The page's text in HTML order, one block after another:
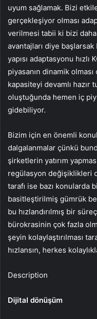
uyum sağlamak. Bizi
gerçekleşiyor olması
verilmesi tabii ki bizi
avantajları diye
yapısı adaptasyonu hızlı
piyasanın dinamik
kapasiteyi devamlı
oluştuğunda hemen iç
gidebiliyor.
Bizim için en önemli
dalgalanmalar çünkü
şirketlerin yatırım
regülasyon değişiklikleri
tarafı ise bazı konularda
basitleştirilmiş gümrük
bu hızlandırılmış bir
bürokrasinin çok fazla
şeyin kolaylaştırılması
hızlansın, herkes
Description
Dijital dönüşüm